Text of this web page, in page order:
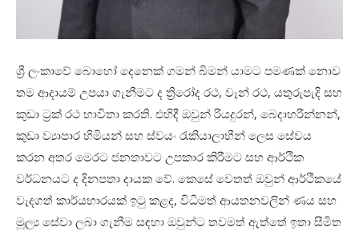
ශ්‍රී ලංකාවේ බොහෝ දෙනෙක් ගමන් බිමන් යාමට පමණක් නොව
තම ආදායම් උපයා ගැනීමට ද ත්‍රිරෝද රථ, වෑන් රථ, යතුරුපැදි සහ
කුඩා ට්‍රක් රථ භාවිතා කරති. එහිදී ඔවුන් රියදුරන්, බෙදාහරින්නන්,
කුඩා ව්‍යාපාර හිමියන් සහ ස්වයං රැකියාලාභීන් ලෙස සේවය
කරන අතර මෙරට ජනතාවට උපකාර කිරීමට සහ ආර්ථික
වර්ධනයට ද දිනපතා දායක වේ. කෙසේ වෙතත් ඔවුන් ආර්ථිකයේ
වැදගත් කාර්යභාරයක් ඉටු කළද, විධිමත් ආයතනවලින් ණය සහ
මූල්‍ය සේවා ලබා ගැනීම සඳහා ඔවුන්ට තවමත් ඇත්තේ ඉතා සීමිත